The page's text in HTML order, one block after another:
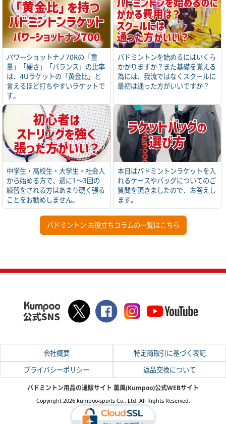
パワーショットナノ70Rの「重
量」「硬さ」「バランス」の比率
は、4Uラケットの「黄金比」と
言えるほど打ちやすいラケットで
す。
バドミントンを始めるにはいくら
かかりますか？また基礎を覚える
為には、我流ではなくスクールに
最初は通った方がいいですか？
中学生・高校生・大学生・社会人
から始める方で、週に1～3回の
練習をされる方はあまり硬く張る
ことをお勧めしません。
本日はバドミントンラケットを入
れるケースやバッグについてのご
質問を頂きましたので、お答えし
ます。
バドミントン お役立ちコラムの一覧はこちら
会社概要
特定商取引に基づく表記
プライバシーポリシー
返品交換について
バドミントン用品の通販サイト 薫風(Kumpoo)公式WEBサイト
Copyright 2026 kumpoo-sports Co., Ltd. All Rights Reserved.